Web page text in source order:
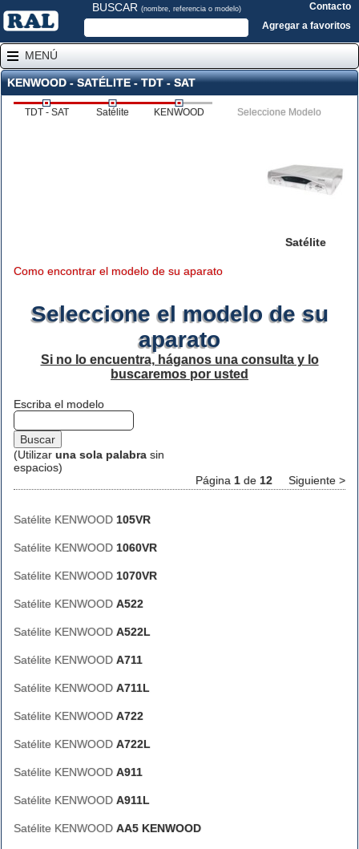
BUSCAR (nombre, referencia o modelo)
Contacto
Agregar a favoritos
MENÚ
KENWOOD - SATÉLITE - TDT - SAT
TDT - SAT Satélite KENWOOD Seleccione Modelo
Satélite
Como encontrar el modelo de su aparato
Seleccione el modelo de su
aparato
Si no lo encuentra, háganos una consulta y lo
buscaremos por usted
Escriba el modelo
(Utilizar una sola palabra sin
espacios)
Página 1 de 12 Siguiente >
Satélite KENWOOD 105VR
Satélite KENWOOD 1060VR
Satélite KENWOOD 1070VR
Satélite KENWOOD A522
Satélite KENWOOD A522L
Satélite KENWOOD A711
Satélite KENWOOD A711L
Satélite KENWOOD A722
Satélite KENWOOD A722L
Satélite KENWOOD A911
Satélite KENWOOD A911L
Satélite KENWOOD AA5 KENWOOD